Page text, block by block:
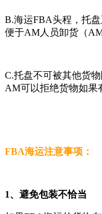
B.海运FBA头程，托
便于AM人员卸货（
C.托盘不可被其他货
AM可以拒绝货物如果
FBA海运注意事项：
1、避免包装不恰当